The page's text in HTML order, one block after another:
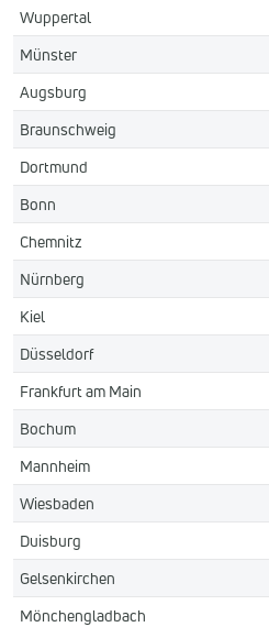
Wuppertal
Münster
Augsburg
Braunschweig
Dortmund
Bonn
Chemnitz
Nürnberg
Kiel
Düsseldorf
Frankfurt am Main
Bochum
Mannheim
Wiesbaden
Duisburg
Gelsenkirchen
Mönchengladbach